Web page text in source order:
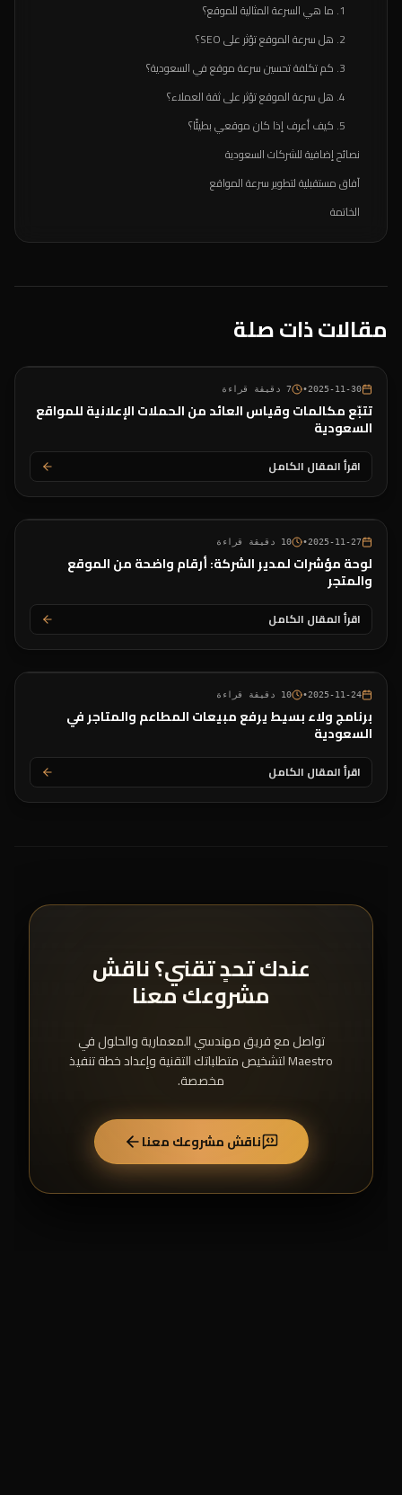
1. ما هي السرعة المثالية للموقع؟
2. هل سرعة الموقع تؤثر على SEO؟
3. كم تكلفة تحسين سرعة موقع في السعودية؟
4. هل سرعة الموقع تؤثر على ثقة العملاء؟
5. كيف أعرف إذا كان موقعي بطيئًا؟
نصائح إضافية للشركات السعودية
آفاق مستقبلية لتطوير سرعة المواقع
الخاتمة
مقالات ذات صلة
2025-11-30
•
7 دقيقة قراءة
تتبّع مكالمات وقياس العائد من الحملات الإعلانية للمواقع
السعودية
اقرأ المقال الكامل
2025-11-27
•
10 دقيقة قراءة
لوحة مؤشرات لمدير الشركة: أرقام واضحة من الموقع
والمتجر
اقرأ المقال الكامل
2025-11-24
•
10 دقيقة قراءة
برنامج ولاء بسيط يرفع مبيعات المطاعم والمتاجر في
السعودية
اقرأ المقال الكامل
عندك تحدٍ تقني؟ ناقش
مشروعك معنا
تواصل مع فريق مهندسي المعمارية والحلول في
Maestro لتشخيص متطلباتك التقنية وإعداد خطة تنفيذ
مخصصة.
ناقش مشروعك معنا